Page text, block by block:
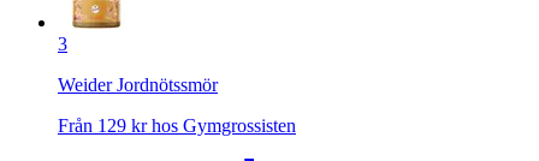
3
Weider Jordnötssmör
Från 129 kr hos Gymgrossisten